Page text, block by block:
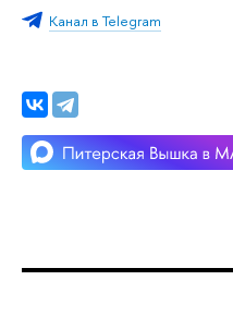
Канал в Telegram